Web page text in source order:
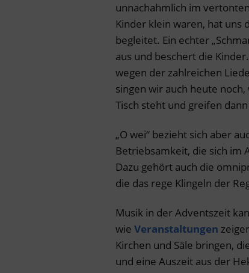
unnachahmlich im
Kinder klein waren, hat uns
begleitet. Ein echter
aus und beschert die
wegen der zahlreichen
singen wir auch heute
Tisch steht und greifen
„O wei“ bezieht sich aber
Betriebsamkeit, die sich im
Dazu gehört auch die
die das rege Klingeln der
Musik in der Adventszeit
wie Veranstaltungen
Kirchen und Säle bringen,
und eine Auszeit aus der